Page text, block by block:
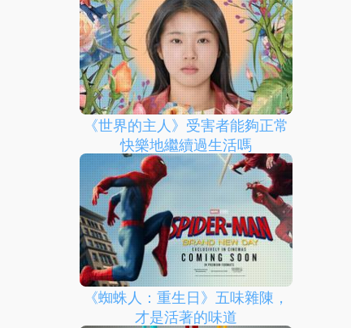
《世界的主人》受害者能夠正常
快樂地繼續過生活嗎
《蜘蛛人：重生日》五味雜陳，
才是活著的味道